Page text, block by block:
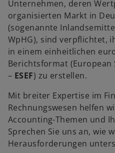
Unternehmen, deren
organisierten Markt in
(sogenannte
WpHG), sind verpflichtet,
in einem einheitlichen
Berichtsformat (European
– ESEF) zu erstellen.
Mit breiter Expertise im
Rechnungswesen helfen
Accounting-Themen und
Sprechen Sie uns an, wie
Herausforderungen